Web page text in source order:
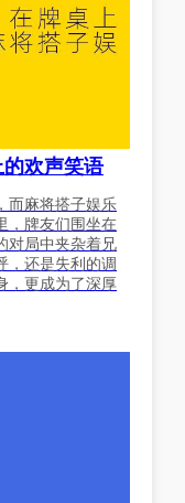
欢声笑语
而麻将搭子娱乐
，牌友们围坐在
对局中夹杂着兄
，还是失利的调
，更成为了深厚